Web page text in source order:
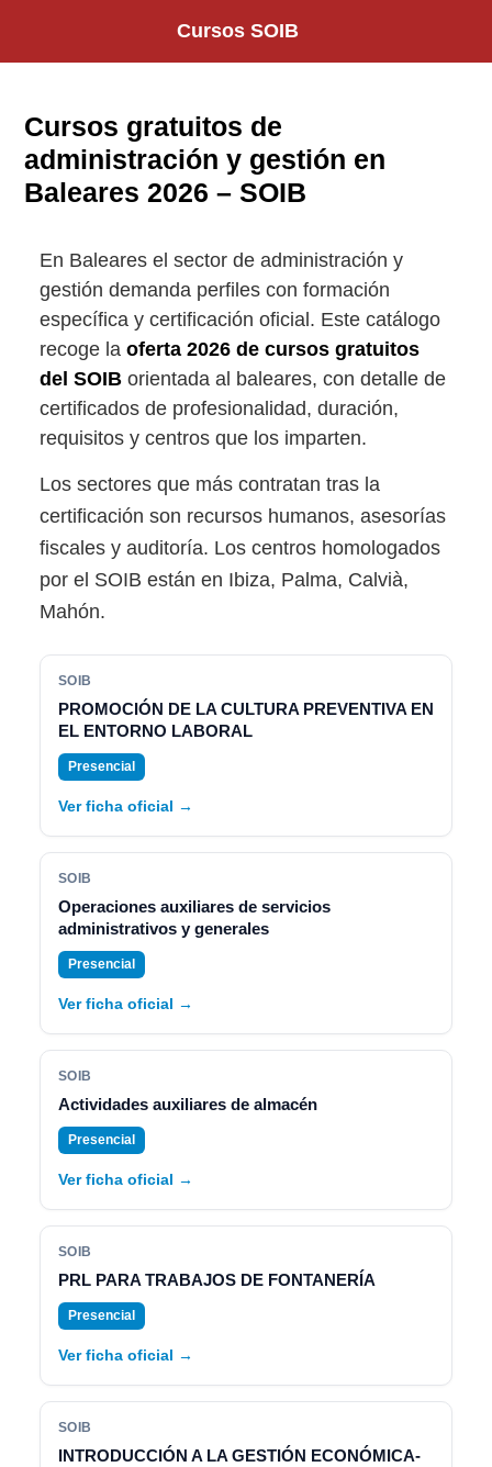
Cursos SOIB
Cursos gratuitos de
administración y gestión en
Baleares 2026 – SOIB
En Baleares el sector de administración y
gestión demanda perfiles con formación
específica y certificación oficial. Este catálogo
recoge la oferta 2026 de cursos gratuitos
del SOIBorientada al baleares, con detalle de
certificados de profesionalidad, duración,
requisitos y centros que los imparten.
Los sectores que más contratan tras la
certificación son recursos humanos, asesorías
fiscales y auditoría. Los centros homologados
por el SOIB están en Ibiza, Palma, Calvià,
Mahón.
SOIB
PROMOCIÓN DE LA CULTURA PREVENTIVA EN
EL ENTORNO LABORAL
Presencial
Ver ficha oficial →
SOIB
Operaciones auxiliares de servicios
administrativos y generales
Presencial
Ver ficha oficial →
SOIB
Actividades auxiliares de almacén
Presencial
Ver ficha oficial →
SOIB
PRL PARA TRABAJOS DE FONTANERÍA
Presencial
Ver ficha oficial →
SOIB
INTRODUCCIÓN A LA GESTIÓN ECONÓMICA-